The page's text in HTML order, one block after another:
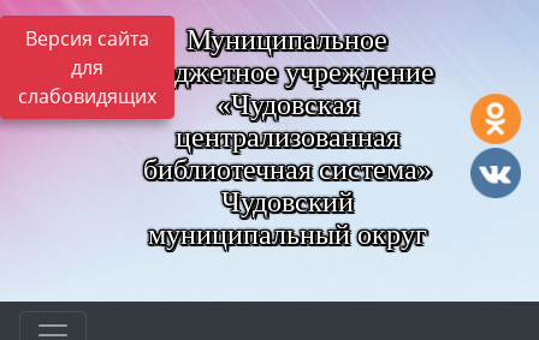
Версия сайта
для
слабовидящих
Муниципальное
бюджетное учреждение
«Чудовская
централизованная
библиотечная система»
Чудовский
муниципальный округ